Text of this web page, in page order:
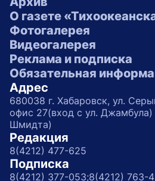
О газете
Фотогалерея
Видеогалерея
Реклама и подписка
Обязательная
Адрес
680038 г. Хабаровск, ул.
офис 27(вход с ул. Джамбула)
Шмидта)
Редакция
8(4212) 477-625
Подписка
8(4212) 377-053;8(4212) 763-